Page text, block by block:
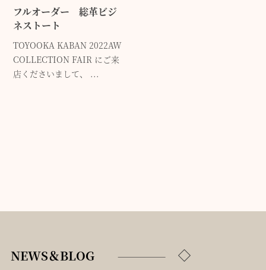
フルオーダー 総革ビジ
ネストート
TOYOOKA KABAN 2022AW
COLLECTION FAIR にご来
店くださいまして、 ...
NEWS＆BLOG